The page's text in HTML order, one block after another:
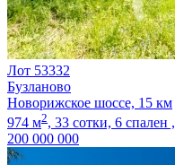
Лот 53332
Бузланово
Новорижское шоссе, 15 км
974 м2, 33 сотки, 6 спален ,
200 000 000